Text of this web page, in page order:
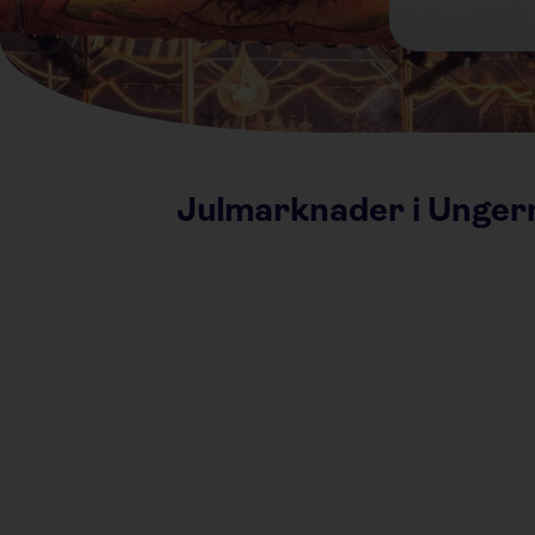
Julmarknader i